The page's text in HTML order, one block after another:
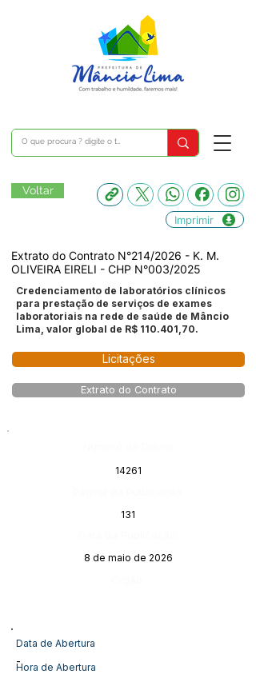
Voltar
Imprimir
Extrato do Contrato N°214/2026 - K. M.
OLIVEIRA EIRELI - CHP N°003/2025
Credenciamento de laboratórios clínicos
para prestação de serviços de exames
laboratoriais na rede de saúde de Mâncio
Lima, valor global de R$ 110.401,70.
Licitações
Extrato do Contrato
14261
131
8 de maio de 2026
Data de Abertura
-
Hora de Abertura